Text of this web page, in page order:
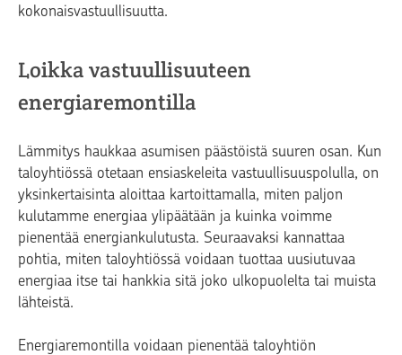
kokonaisvastuullisuutta.
Loikka vastuullisuuteen
energiaremontilla
Lämmitys haukkaa asumisen päästöistä suuren osan. Kun
taloyhtiössä otetaan ensiaskeleita vastuullisuuspolulla, on
yksinkertaisinta aloittaa kartoittamalla, miten paljon
kulutamme energiaa ylipäätään ja kuinka voimme
pienentää energiankulutusta. Seuraavaksi kannattaa
pohtia, miten taloyhtiössä voidaan tuottaa uusiutuvaa
energiaa itse tai hankkia sitä joko ulkopuolelta tai muista
lähteistä.
Energiaremontilla voidaan pienentää taloyhtiön